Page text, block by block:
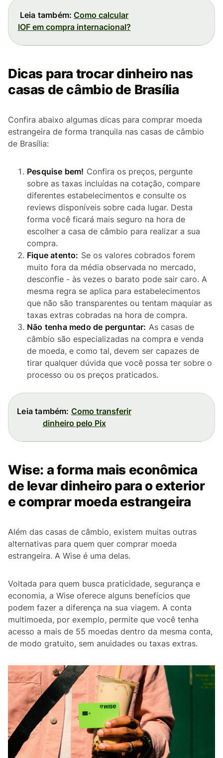
Leia também: Como calcular
IOF em compra internacional?
Dicas para trocar dinheiro nas
casas de câmbio de Brasília
Confira abaixo algumas dicas para comprar moeda
estrangeira de forma tranquila nas casas de câmbio
de Brasília:
Pesquise bem! Confira os preços, pergunte
sobre as taxas incluídas na cotação, compare
diferentes estabelecimentos e consulte os
reviews disponíveis sobre cada lugar. Desta
forma você ficará mais seguro na hora de
escolher a casa de câmbio para realizar a sua
compra.
Fique atento: Se os valores cobrados forem
muito fora da média observada no mercado,
desconfie - às vezes o barato pode sair caro. A
mesma regra se aplica para estabelecimentos
que não são transparentes ou tentam maquiar as
taxas extras cobradas na hora de compra.
Não tenha medo de perguntar: As casas de
câmbio são especializadas na compra e venda
de moeda, e como tal, devem ser capazes de
tirar qualquer dúvida que você possa ter sobre o
processo ou os preços praticados.
Leia também: Como transferir
dinheiro pelo Pix
Wise: a forma mais econômica
de levar dinheiro para o exterior
e comprar moeda estrangeira
Além das casas de câmbio, existem muitas outras
alternativas para quem quer comprar moeda
estrangeira. A Wise é uma delas.
Voltada para quem busca praticidade, segurança e
economia, a Wise oferece alguns benefícios que
podem fazer a diferença na sua viagem. A conta
multimoeda, por exemplo, permite que você tenha
acesso a mais de 55 moedas dentro da mesma conta,
de modo gratuito, sem anuidades ou taxas extras.